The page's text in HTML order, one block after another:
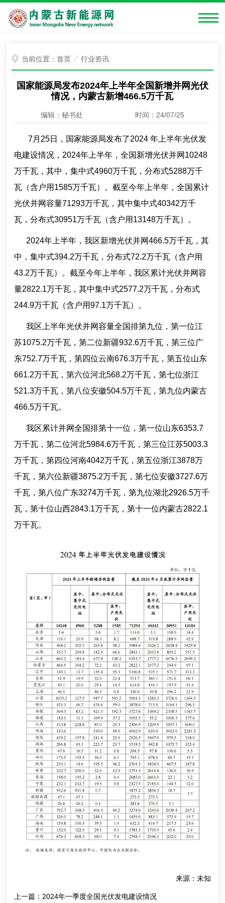
当前位置：首页 行业资讯
国家能源局发布2024年上半年全国新增并网光伏
情况，内蒙古新增466.5万千瓦
编辑：秘书处 时间：24/07/25
7月25日，国家能源局发布了2024 年上半年光伏发
电建设情况，2024年上半年，全国新增光伏并网10248
万千瓦，其中，集中式4960万千瓦，分布式5288万千
瓦（含户用1585万千瓦）。截至今年上半年，全国累计
光伏并网容量71293万千瓦，其中集中式40342万千
瓦，分布式30951万千瓦（含户用13148万千瓦）。
2024年上半年，我区新增光伏并网466.5万千瓦，其
中，集中式394.2万千瓦，分布式72.2万千瓦（含户用
43.2万千瓦）。截至今年上半年，我区累计光伏并网容
量2822.1万千瓦，其中集中式2577.2万千瓦，分布式
244.9万千瓦（含户用97.1万千瓦）。
我区上半年光伏并网容量全国排第九位，第一位江
苏1075.2万千瓦，第二位新疆932.6万千瓦，第三位广
东752.7万千瓦，第四位云南676.3万千瓦，第五位山东
661.2万千瓦，第六位河北568.2万千瓦，第七位浙江
521.3万千瓦，第八位安徽504.5万千瓦，第九位内蒙古
466.5万千瓦。
我区累计并网全国排第十一位，第一位山东6353.7
万千瓦，第二位河北5984.6万千瓦，第三位江苏5003.3
万千瓦，第四位河南4042万千瓦，第五位浙江3878万
千瓦，第六位新疆3875.2万千瓦，第七位安徽3727.6万
千瓦，第八位广东3274万千瓦，第九位湖北2926.5万千
瓦，第十位山西2843.1万千瓦，第十一位内蒙古2822.1
万千瓦。
来源：未知
上一篇：2024年一季度全国光伏发电建设情况